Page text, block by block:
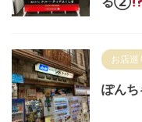
お店巡
ぽん